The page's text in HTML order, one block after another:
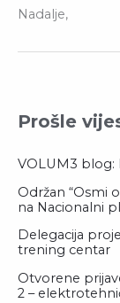
Nadalje,
Prošle
VOLUM3 blog:
Održan “Osmi
na Nacionalni
Delegacija
trening centar
Otvorene
2 –